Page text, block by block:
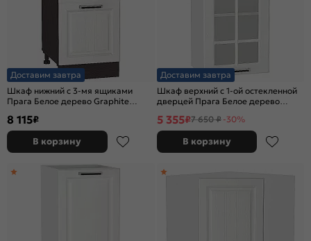
Доставим завтра
Шкаф нижний с 3-мя ящиками
Прага Белое дерево Graphite
8 115₽
В корзину
Доставим завтра
Шкаф верхний с 1-ой остекленной
дверцей Прага Белое дерево
5 355₽7 650 ₽ -30%
В корзину